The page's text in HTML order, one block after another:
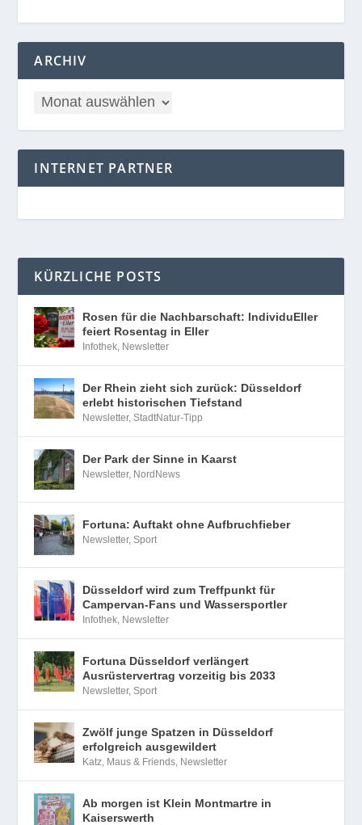
ARCHIV
INTERNET PARTNER
KÜRZLICHE POSTS
Rosen für die Nachbarschaft: IndividuEller
feiert Rosentag in Eller
Infothek Newsletter
Der Rhein zieht sich zurück: Düsseldorf
erlebt historischen Tiefstand
Newsletter,StadtNatur-Tipp
Der Park der Sinne in Kaarst
Newsletter, NordNews
Fortuna: Auftakt ohne Aufbruchfieber
Newsletter,Sport
Düsseldorf wird zum Treffpunkt für
Campervan-Fans und Wassersportler
Infothek Newsletter
Fortuna Düsseldorf verlängert
Ausrüstervertrag vorzeitig bis 2033
Newsletter,Sport
Zwölf junge Spatzen in Düsseldorf
erfolgreich ausgewildert
Katz, Maus & Friends Newsletter
Ab morgen ist Klein Montmartre in
Kaiserswerth